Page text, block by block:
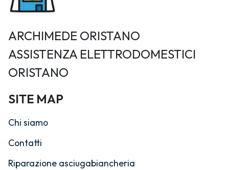
ARCHIMEDE ORISTANO
ASSISTENZA ELETTRODOMESTICI
ORISTANO
SITE MAP
Chi siamo
Contatti
Riparazione asciugabiancheria